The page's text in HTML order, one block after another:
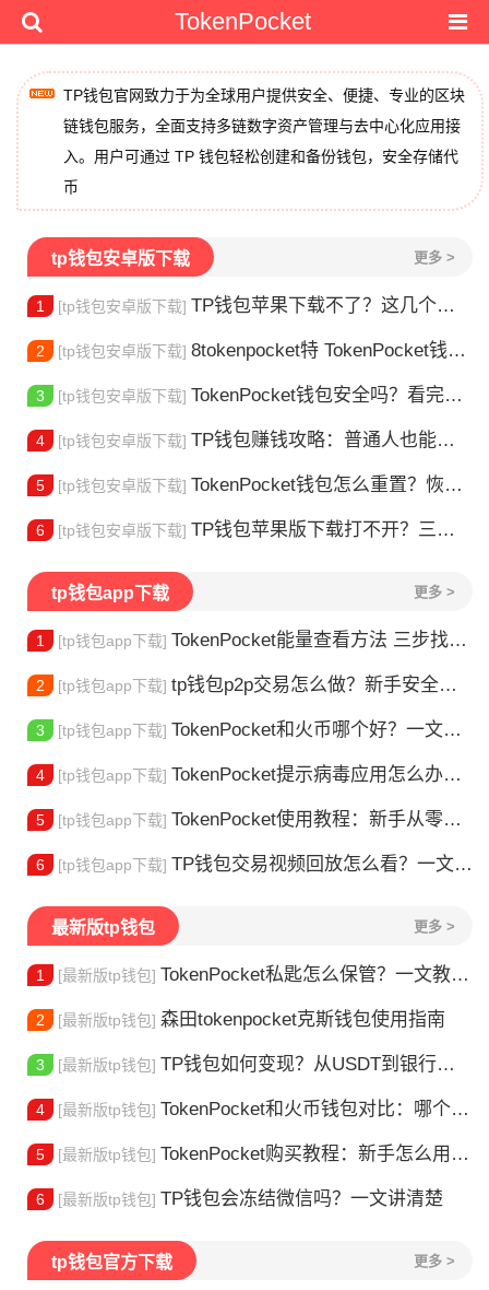
TokenPocket
TP钱包官网致力于为全球用户提供安全、便捷、专业的区块
链钱包服务，全面支持多链数字资产管理与去中心化应用接
入。用户可通过 TP 钱包轻松创建和备份钱包，安全存储代
币
tp钱包安卓版下载 更多 >
1 [tp钱包安卓版下载] TP钱包苹果下载不了？这几个原因你得知道
2 [tp钱包安卓版下载] 8tokenpocket特 TokenPocket钱包特色功能详解，新手老手都该知道
3 [tp钱包安卓版下载] TokenPocket钱包安全吗？看完这篇你就懂了
4 [tp钱包安卓版下载] TP钱包赚钱攻略：普通人也能做的几种方式
5 [tp钱包安卓版下载] TokenPocket钱包怎么重置？恢复出厂设置方法详解
6 [tp钱包安卓版下载] TP钱包苹果版下载打不开？三步解决下载问题
tp钱包app下载 更多 >
1 [tp钱包app下载] TokenPocket能量查看方法 三步找到TRX能量余额
2 [tp钱包app下载] tp钱包p2p交易怎么做？新手安全指南
3 [tp钱包app下载] TokenPocket和火币哪个好？一文帮你理清选择
4 [tp钱包app下载] TokenPocket提示病毒应用怎么办？原因全解析
5 [tp钱包app下载] TokenPocket使用教程：新手从零学会钱包操作
6 [tp钱包app下载] TP钱包交易视频回放怎么看？一文教你轻松找回
最新版tp钱包 更多 >
1 [最新版tp钱包] TokenPocket私匙怎么保管？一文教你守住钱包资产
2 [最新版tp钱包] 森田tokenpocket克斯钱包使用指南
3 [最新版tp钱包] TP钱包如何变现？从USDT到银行卡的完整攻略
4 [最新版tp钱包] TokenPocket和火币钱包对比：哪个更适合你？
5 [最新版tp钱包] TokenPocket购买教程：新手怎么用TP钱包买币
6 [最新版tp钱包] TP钱包会冻结微信吗？一文讲清楚
tp钱包官方下载 更多 >